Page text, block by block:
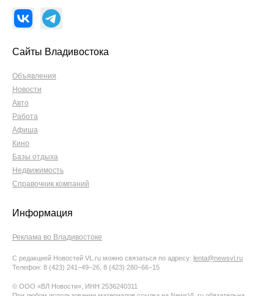
Сайты Владивостока
Объявления
Новости
Авто
Работа
Афиша
Кино
Базы отдыха
Недвижимость
Справочник компаний
Информация
Реклама во Владивостоке
С редакцией Новостей VL.ru можно связаться по адресу: lenta@newsvl.ru
Телефон: 8 (423) 241−49−26, 8 (423) 280−66−15
© ООО «ВЛ Новости», ИНН 2536240311